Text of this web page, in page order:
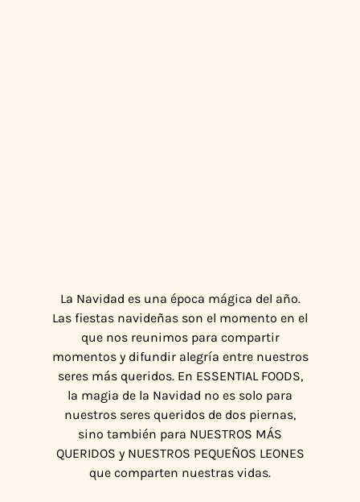
La Navidad es una época mágica del año.
Las fiestas navideñas son el momento en el
que nos reunimos para compartir
momentos y difundir alegría entre nuestros
seres más queridos. En ESSENTIAL FOODS,
la magia de la Navidad no es solo para
nuestros seres queridos de dos piernas,
sino también para NUESTROS MÁS
QUERIDOS y NUESTROS PEQUEÑOS LEONES
que comparten nuestras vidas.